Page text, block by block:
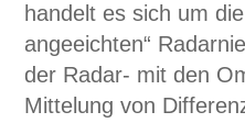
handelt es sich um
angeeichten“
der Radar- mit den
Mittelung von